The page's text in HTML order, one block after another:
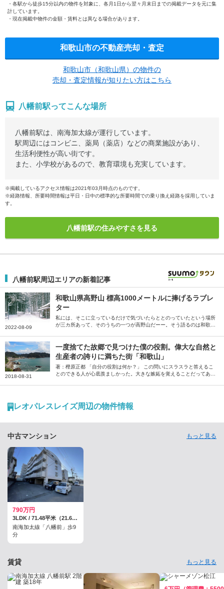
各駅から徒歩15分以内の物件を対象に、各月1日から翌々月末日までの掲載データを元に集
計しています。
現在掲載中物件の金額・賃料とは異なる場合があります。
和歌山市の不動産売却・査定
和歌山市（和歌山県）の物件の
売却・査定情報が知りたい方はこちら
八幡前駅ってこんな場所
八幡前駅は、南海加太線が運行しています。
駅周辺にはコンビニ、薬局（薬店）などの商業施設があり、
生活利便性が高い街です。
また、小学校があるので、教育環境も充実しています。
※掲載しているアクセス情報は2021年03月時点のものです。
※経路情報、所要時間情報は平日・日中の標準的な所要時間での乗り換え経路を採用していま
す。
八幡前駅の住みやすさを見る
八幡前駅周辺エリアの新着記事
2022-08-09
和歌山県高野山 標高1000メートルに捧げるラブレ
ター
私には、そこに立っているだけで気づいたらととのっていたという場所
が三カ所あって、そのうちの一つが高野山だーー。そう語るのは和歌山
2018-08-31
一度捨てた故郷で見つけた僕の役割。偉大な自然と
生産者の誇りに満ちた街「和歌山」
著：樫原正都 「自分の役割は何か？」 この問いにスラスラと答えるこ
とのできる人が心底羨ましかった。大きな嫉妬を覚えることだってあっ
れた村 和歌山県のど真ん中。和歌山市から車で1時間ほど離れたところ
にある山と海に囲まれた小さな集落、湯浅町・田村。三方が山、もう一
育った。 人口は約1000人。250世帯中およそ半分の120世帯がみかん
レオパレスレイズ周辺の物件情報
中古マンション もっと見る
790万円
3LDK / 71.48平米（21.62坪）（壁芯）
南海加太線「八幡前」歩9
分
賃貸 もっと見る